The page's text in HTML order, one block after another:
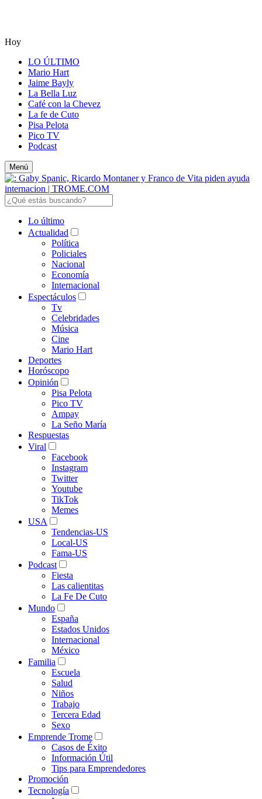
Hoy
LO ÚLTIMO
Mario Hart
Jaime Bayly
La Bella Luz
Café con la Chevez
La fe de Cuto
Pisa Pelota
Pico TV
Podcast
Menú
Lo último
Actualidad
Política
Policiales
Nacional
Economía
Internacional
Espectáculos
Tv
Celebridades
Música
Cine
Mario Hart
Deportes
Horóscopo
Opinión
Pisa Pelota
Pico TV
Ampay
La Seño María
Respuestas
Viral
Facebook
Instagram
Twitter
Youtube
TikTok
Memes
USA
Tendencias-US
Local-US
Fama-US
Podcast
Fiesta
Las calientitas
La Fe De Cuto
Mundo
España
Estados Unidos
Internacional
México
Familia
Escuela
Salud
Niños
Trabajo
Tercera Edad
Sexo
Emprende Trome
Casos de Éxito
Información Útil
Tips para Emprendedores
Promoción
Tecnología